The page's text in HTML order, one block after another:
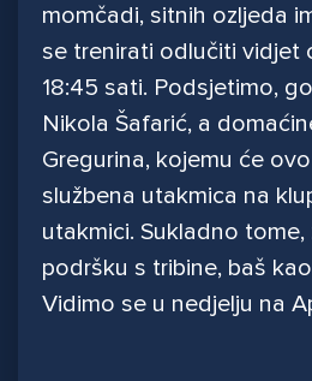
momčadi, sitnih ozljeda
se trenirati odlučiti vidjet
18:45 sati. Podsjetimo,
Nikola Šafarić, a
Gregurina, kojemu će
službena utakmica na
utakmici. Sukladno tome,
podršku s tribine, baš
Vidimo se u nedjelju na